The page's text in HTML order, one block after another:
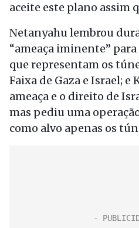
aceite este plano assim
Netanyahu lembrou
“ameaça iminente”
que representam os
Faixa de Gaza e Israel; e
ameaça e o direito de
mas pediu uma
como alvo apenas os